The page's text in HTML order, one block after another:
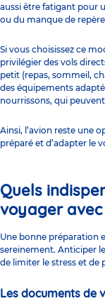
aussi être fatigant pour
ou du manque de
Si vous choisissez ce
privilégier des vols
petit (repas, sommeil,
des équipements
nourrissons, qui
Ainsi, l’avion reste une
préparé et d’adapter le
Quels
voyager avec
Une bonne préparation
sereinement. Anticiper
de limiter le stress et
Les documents de